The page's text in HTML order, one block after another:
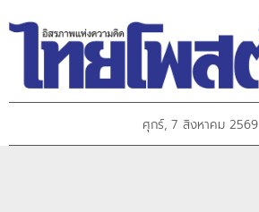
ศุกร์, 7 สิงหาคม 2569